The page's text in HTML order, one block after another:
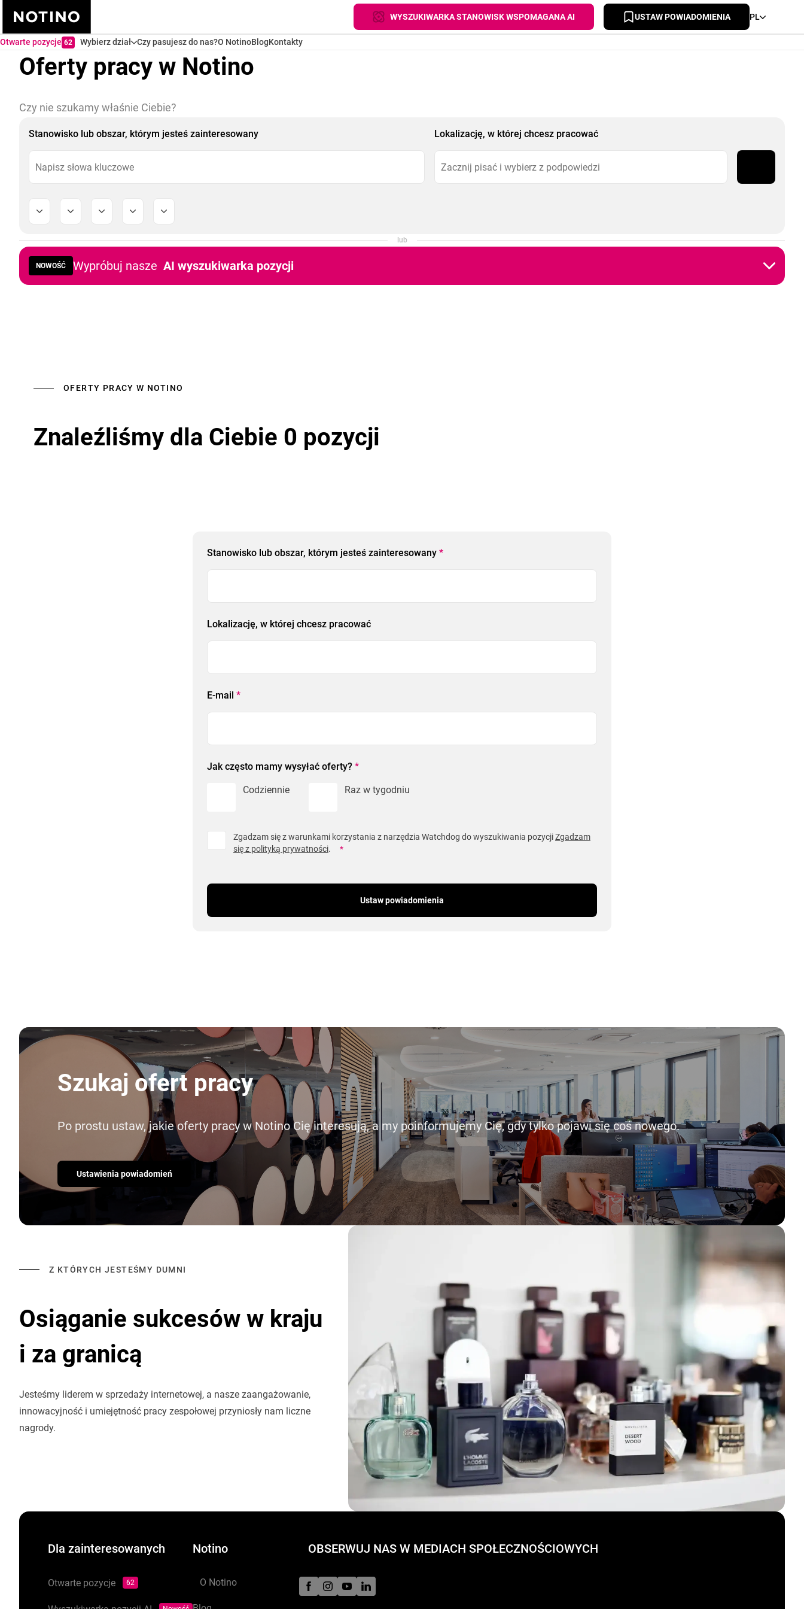
WYSZUKIWARKA STANOWISK WSPOMAGANA AI USTAW POWIADOMIENIA PL
Otwarte pozycje 62 Wybierz dział Czy pasujesz do nas?O NotinoBlogKontakty
Oferty pracy w Notino
Czy nie szukamy właśnie Ciebie?
Stanowisko lub obszar, którym jesteś zainteresowany Lokalizację, w której chcesz pracować
lub
NOWOŚĆ Wypróbuj nasze AI wyszukiwarka pozycji
OFERTY PRACY W NOTINO
Znaleźliśmy dla Ciebie 0 pozycji
Stanowisko lub obszar, którym jesteś zainteresowany *
Lokalizację, w której chcesz pracować
E-mail *
Jak często mamy wysyłać oferty? *
Codziennie Raz w tygodniu
Zgadzam się z warunkami korzystania z narzędzia Watchdog do wyszukiwania pozycjiZgadzam
się z polityką prywatności. *
Ustaw powiadomienia
Szukaj ofert pracy
Po prostu ustaw, jakie oferty pracy w Notino Cię interesują, a my poinformujemy Cię, gdy tylko pojawi się coś nowego.
Ustawienia powiadomień
Z KTÓRYCH JESTEŚMY DUMNI
Osiąganie sukcesów w kraju
i za granicą
Jesteśmy liderem w sprzedaży internetowej, a nasze zaangażowanie,
innowacyjność i umiejętność pracy zespołowej przyniosły nam liczne
nagrody.
Dla zainteresowanych
Otwarte pozycje 62
Notino
O Notino
OBSERWUJ NAS W MEDIACH SPOŁECZNOŚCIOWYCH